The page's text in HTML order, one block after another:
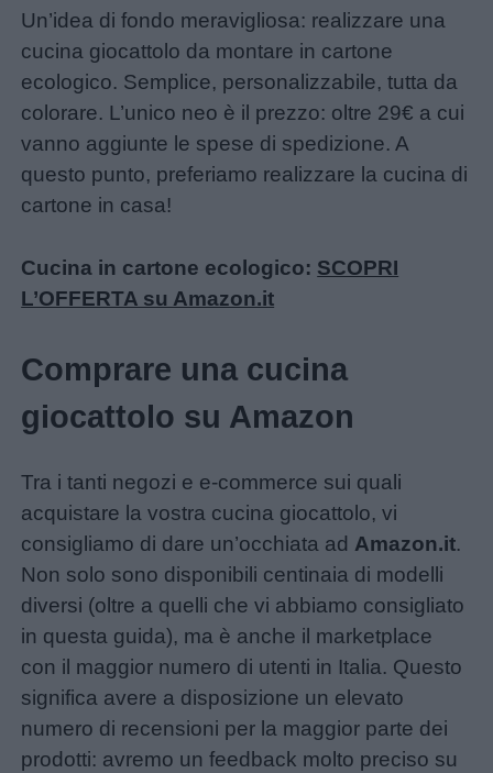
Un’idea di fondo meravigliosa: realizzare una
cucina giocattolo da montare in cartone
ecologico. Semplice, personalizzabile, tutta da
colorare. L’unico neo è il prezzo: oltre 29€ a cui
vanno aggiunte le spese di spedizione. A
questo punto, preferiamo realizzare la cucina di
cartone in casa!
Cucina in cartone ecologico: SCOPRI
L’OFFERTA su Amazon.it
Comprare una cucina
giocattolo su Amazon
Tra i tanti negozi e e-commerce sui quali
acquistare la vostra cucina giocattolo, vi
consigliamo di dare un’occhiata ad Amazon.it.
Non solo sono disponibili centinaia di modelli
diversi (oltre a quelli che vi abbiamo consigliato
in questa guida), ma è anche il marketplace
con il maggior numero di utenti in Italia. Questo
significa avere a disposizione un elevato
numero di recensioni per la maggior parte dei
prodotti: avremo un feedback molto preciso su